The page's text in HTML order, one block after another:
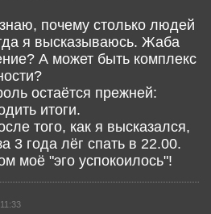
почему столько людей
я высказываюсь. Жаба
А может быть комплекс
остаётся прежней:
итоги.
того, как я высказался,
3 года лёг спать в 22.00.
моё "эго успокоилось"!